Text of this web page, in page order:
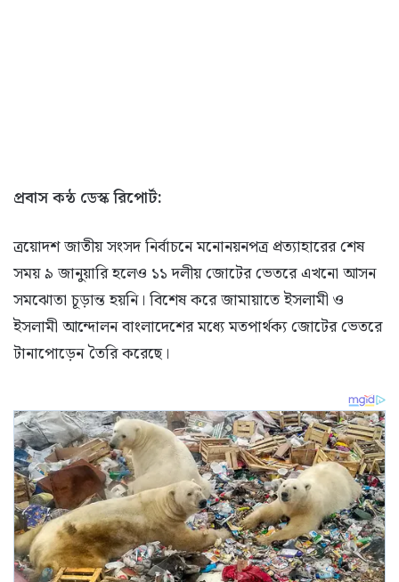
প্রবাস কন্ঠ ডেস্ক রিপোর্ট:
ত্রয়োদশ জাতীয় সংসদ নির্বাচনে মনোনয়নপত্র প্রত্যাহারের শেষ
সময় ৯ জানুয়ারি হলেও ১১ দলীয় জোটের ভেতরে এখনো আসন
সমঝোতা চূড়ান্ত হয়নি। বিশেষ করে জামায়াতে ইসলামী ও
ইসলামী আন্দোলন বাংলাদেশের মধ্যে মতপার্থক্য জোটের ভেতরে
টানাপোড়েন তৈরি করেছে।